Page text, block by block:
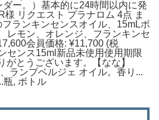
ー。）基本的に24時間以内に発
リクエスト プラナロム 4点 ま
ランキンセンスオイル、15mLボ
レモン、オレンジ、フランキンセ
会員価格: ¥11,700 (税
センス15ml新品未使用使用期限
がとうございます。【なな】
ランプベルジェ オイル。香り...
瓶, ボトル